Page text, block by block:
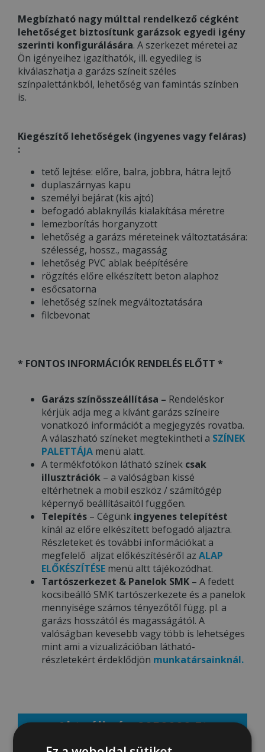
Megbízható nagy múlttal rendelkező cégként
lehetőséget biztosítunk garázsok egyedi igény
szerinti konfigurálására. A szerkezet méretei az
Ön igényeihez igazíthatók, ill. egyedileg is
kiválaszhatja a garázs színeit széles
színpalettánkból, lehetőség van famintás színben
is.
Kiegészítő lehetőségek (ingyenes vagy feláras)
:
tető lejtése: előre, balra, jobbra, hátra lejtő
duplaszárnyas kapu
személyi bejárat (kis ajtó)
befogadó ablaknyílás kialakítása méretre
lemezborítás horganyzott
lehetőség a garázs méreteinek változtatására:
szélesség, hossz., magasság
lehetőség PVC ablak beépítésére
rögzítés előre elkészített beton alaphoz
esőcsatorna
lehetőség színek megváltoztatására
filcbevonat
* FONTOS INFORMÁCIÓK RENDELÉS ELŐTT *
Garázs színösszeállítása – Rendeléskor
kérjük adja meg a kívánt garázs színeire
vonatkozó információt a megjegyzés rovatba.
A válaszható színeket megtekintheti a SZÍNEK
PALETTÁJA menü alatt.
A termékfotókon látható színek csak
illusztrációk – a valóságban kissé
eltérhetnek a mobil eszköz / számítógép
képernyő beállításaitól függően.
Telepítés – Cégünk ingyenes telepítést
kínál az előre elkészített befogadó aljaztra.
Részleteket és további információkat a
megfelelő aljzat előkészítéséről az ALAP
ELŐKÉSZÍTÉSE menü altt tájékozódhat.
Tartószerkezet & Panelok SMK – A fedett
kocsibeálló SMK tartószerkezete és a panelok
mennyisége számos tényezőtől függ. pl. a
garázs hosszától és magasságától. A
valóságban kevesebb vagy több is lehetséges
mint ami a vizualizációban látható-
részletekért érdeklődjön munkatársainknál.
Aktuális ár: 2050000 Ft